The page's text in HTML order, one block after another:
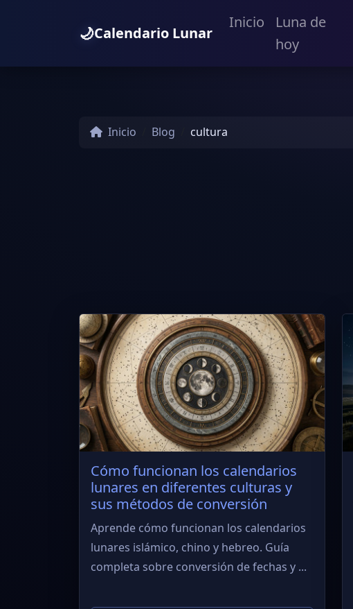
🌙Calendario Lunar
Inicio
Luna de
hoy
Inicio Blog cultura
Cómo funcionan los calendarios
lunares en diferentes culturas y
sus métodos de conversión
Aprende cómo funcionan los calendarios
lunares islámico, chino y hebreo. Guía
completa sobre conversión de fechas y ...